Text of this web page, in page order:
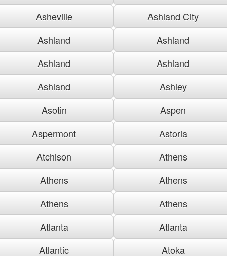
Asheville
Ashland City
Ashland
Ashland
Ashland
Ashland
Ashland
Ashley
Asotin
Aspen
Aspermont
Astoria
Atchison
Athens
Athens
Athens
Athens
Athens
Atlanta
Atlanta
Atlantic
Atoka